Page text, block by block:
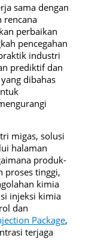
sama dengan
rencana
perbaikan
pencegahan
industri
prediktif dan
dibahas
migas, solusi
halaman
produk-
proses tinggi,
kimia
injeksi kimia
dan
Package,
terjaga